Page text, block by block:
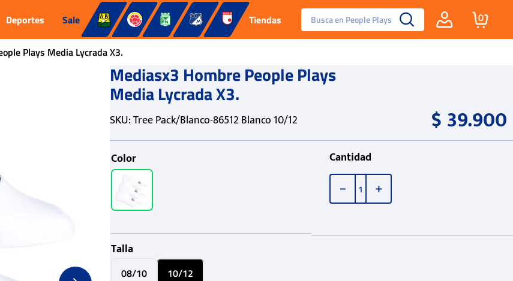
Deportes Sale Tiendas Busca en People Plays
Reebok Fashion
0
Plays Media Lycrada X3.
Mediasx3 Hombre People Plays
Media Lycrada X3.
SKU:Tree Pack/Blanco-86512 Blanco 10/12 $39.900
Color
Talla
08/10 10/12
Cantidad
＋
－